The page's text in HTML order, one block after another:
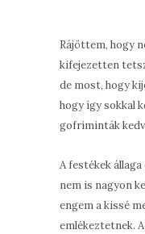
Rájöttem, hogy
kifejezetten
de most, hogy
hogy így sokkal
gofriminták
A festékek állaga
nem is nagyon
engem a kissé
emlékeztetnek.